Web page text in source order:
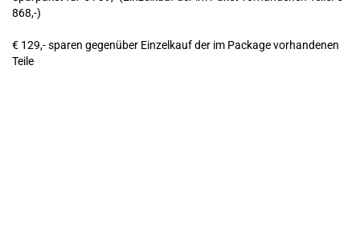
868,-)
€ 129,- sparen gegenüber Einzelkauf der im Package vorhandenen
Teile